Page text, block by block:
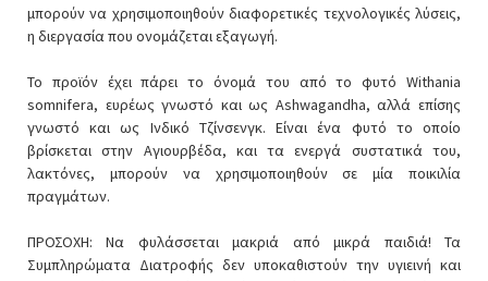
μπορούν να χρησιμοποιηθούν διαφορετικές τεχνολογικές λύσεις,
η διεργασία που ονομάζεται εξαγωγή.
Το προϊόν έχει πάρει το όνομά του από το φυτό Withania
somnifera, ευρέως γνωστό και ως Ashwagandha, αλλά επίσης
γνωστό και ως Ινδικό Τζίνσενγκ. Είναι ένα φυτό το οποίο
βρίσκεται στην Αγιουρβέδα, και τα ενεργά συστατικά του,
λακτόνες, μπορούν να χρησιμοποιηθούν σε μία ποικιλία
πραγμάτων.
ΠΡΟΣΟΧΗ: Να φυλάσσεται μακριά από μικρά παιδιά! Τα
Συμπληρώματα Διατροφής δεν υποκαθιστούν την υγιεινή και